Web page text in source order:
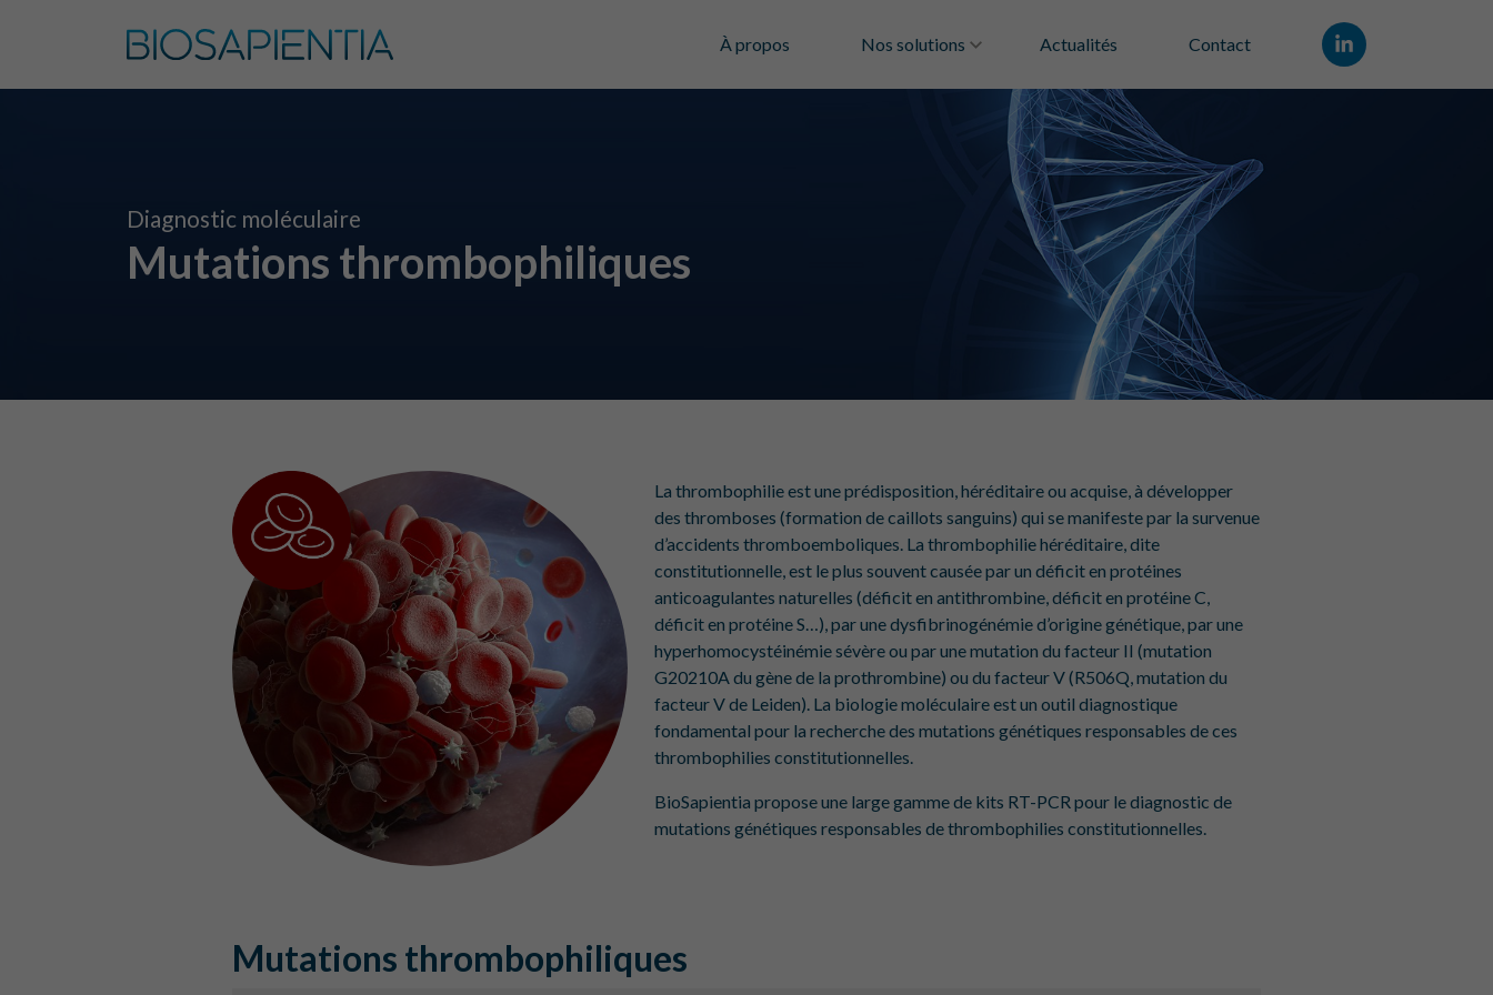
À propos Nos solutions Actualités Contact
Diagnostic moléculaire
Mutations thrombophiliques
La thrombophilie est une prédisposition, héréditaire ou acquise, à développer
des thromboses (formation de caillots sanguins) qui se manifeste par la survenue
d’accidents thromboemboliques. La thrombophilie héréditaire, dite
constitutionnelle, est le plus souvent causée par un déficit en protéines
anticoagulantes naturelles (déficit en antithrombine, déficit en protéine C,
déficit en protéine S…), par une dysfibrinogénémie d’origine génétique, par une
hyperhomocystéinémie sévère ou par une mutation du facteur II (mutation
G20210A du gène de la prothrombine) ou du facteur V (R506Q, mutation du
facteur V de Leiden). La biologie moléculaire est un outil diagnostique
fondamental pour la recherche des mutations génétiques responsables de ces
thrombophilies constitutionnelles.
BioSapientia propose une large gamme de kits RT-PCR pour le diagnostic de
mutations génétiques responsables de thrombophilies constitutionnelles.
Mutations thrombophiliques